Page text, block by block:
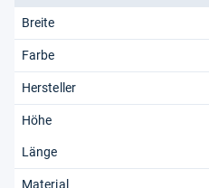
Breite
Farbe
Hersteller
Höhe
Länge
Material